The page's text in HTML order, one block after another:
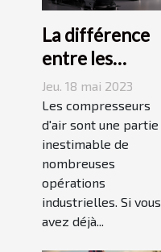
La différence
entre les
compresseurs à
piston et à vis
Jeu. 18 mai 2023
Les compresseurs
d'air sont une partie
inestimable de
nombreuses
opérations
industrielles. Si vous
avez déjà...